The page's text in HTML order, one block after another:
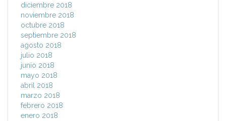
diciembre 2018
noviembre 2018
octubre 2018
septiembre 2018
agosto 2018
julio 2018
junio 2018
mayo 2018
abril 2018
marzo 2018
febrero 2018
enero 2018